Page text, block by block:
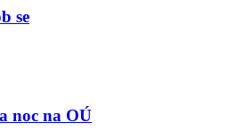
se
noc na OÚ